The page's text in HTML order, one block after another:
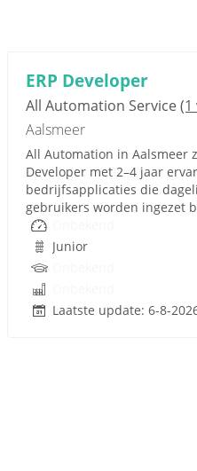
ERP Developer
All Automation Service(1
Aalsmeer
All Automation in Aalsmeer
Developer met 2–4 jaar
bedrijfsapplicaties die
gebruikers worden ingezet
Junior
Laatste update: 6-8-